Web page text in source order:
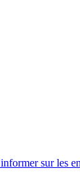
sur les